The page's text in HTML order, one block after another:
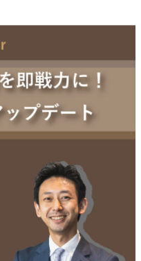
ラーニングサークル
セキュリティー